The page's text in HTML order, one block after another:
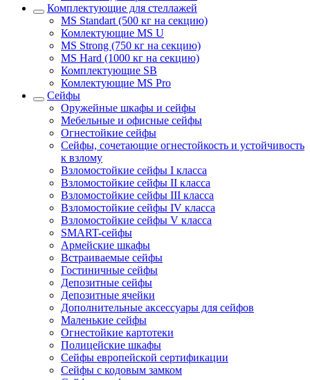
Комплектующие для стеллажей
MS Standart (500 кг на секцию)
Комлектующие MS U
MS Strong (750 кг на секцию)
MS Hard (1000 кг на секцию)
Комплектующие SB
Комлектующие MS Pro
Сейфы
Оружейные шкафы и сейфы
Мебельные и офисные сейфы
Огнестойкие сейфы
Сейфы, сочетающие огнестойкость и устойчивость
к взлому
Взломостойкие сейфы I класса
Взломостойкие сейфы II класса
Взломостойкие сейфы III класса
Взломостойкие сейфы IV класса
Взломостойкие сейфы V класса
SMART-сейфы
Армейские шкафы
Встраиваемые сейфы
Гостиничные сейфы
Депозитные сейфы
Депозитные ячейки
Дополнительные аксессуары для сейфов
Маленькие сейфы
Огнестойкие картотеки
Полицейские шкафы
Сейфы европейской сертификации
Сейфы с кодовым замком